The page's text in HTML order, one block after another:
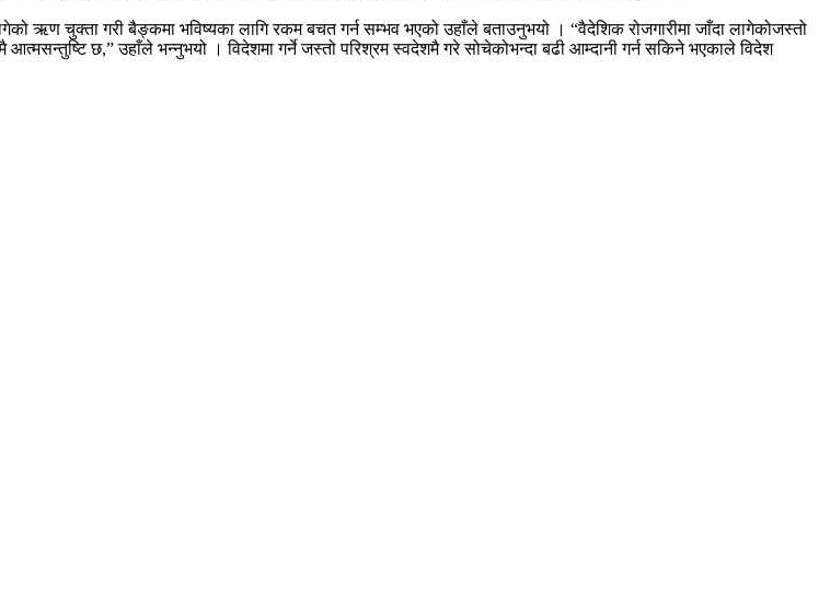
ऋण चुक्ता गरी बैङ्कमा भविष्यका लागि रकम बचत गर्न सम्भव भएको उहाँले बताउनुभयो । “वैदेशिक रोजगारीमा जाँदा लागेकोजस्तो
छ,” उहाँले भन्नुभयो । विदेशमा गर्ने जस्तो परिश्रम स्वदेशमै गरे सोचेकोभन्दा बढी आम्दानी गर्न सकिने भएकाले विदेश